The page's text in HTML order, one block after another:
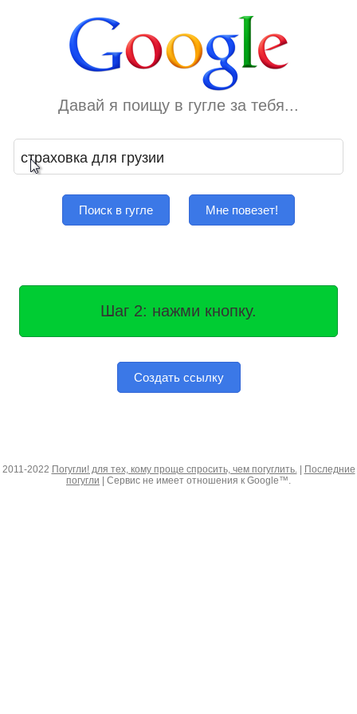
Давай я поищу в гугле за тебя...
Поиск в гугле Мне повезет!
Шаг 2: нажми кнопку.
Создать ссылку
2011-2022 Погугли! для тех, кому проще спросить, чем погуглить.|
Последние
погугли | Сервис не имеет отношения к Google™.